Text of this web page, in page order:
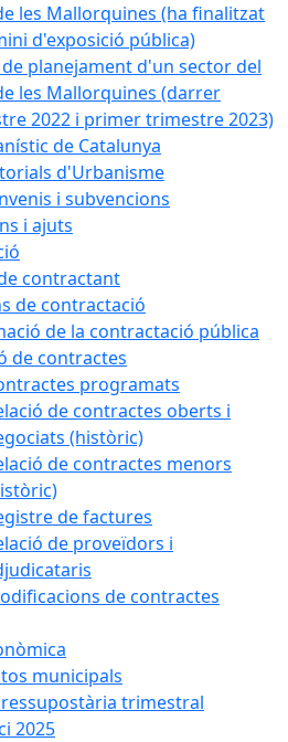
les Mallorquines (ha finalitzat
d'exposició pública)
de planejament d'un sector del
les Mallorquines (darrer
2022 i primer trimestre 2023)
de Catalunya
d'Urbanisme
i subvencions
i ajuts
contractant
de contractació
de la contractació pública
de contractes
programats
de contractes oberts i
(històric)
de contractes menors
de factures
de proveïdors i
de contractes
municipals
trimestral
2025